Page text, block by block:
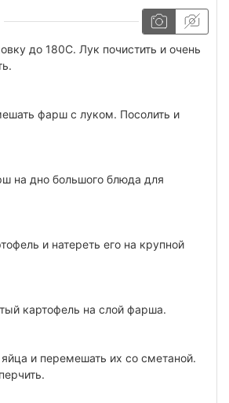
до 180С. Лук почистить и очень
фарш с луком. Посолить и
на дно большого блюда для
и натереть его на крупной
картофель на слой фарша.
яйца и перемешать их со сметаной.